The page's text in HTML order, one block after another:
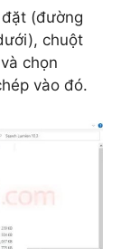
(đường
chuột
chọn
vào đó.